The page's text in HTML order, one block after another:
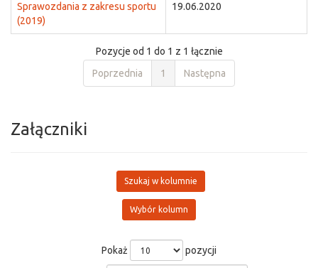
Sprawozdania z zakresu sportu
(2019)
19.06.2020
Pozycje od 1 do 1 z 1 łącznie
Poprzednia
1 Następna
Załączniki
Szukaj w kolumnie
Wybór kolumn
Pokaż pozycji